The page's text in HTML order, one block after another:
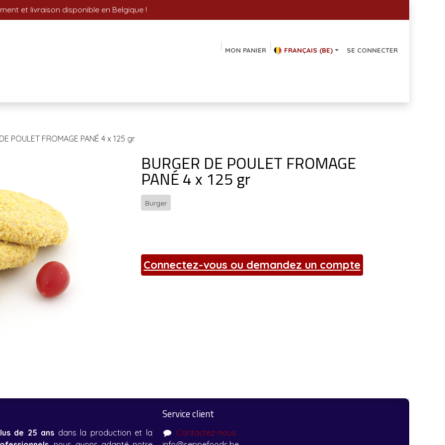
et livraison disponible en Belgique !
MON PANIER FRANÇAIS (BE) SE CONNECTER
POULET FROMAGE PANÉ 4 x 125 gr
BURGER DE POULET FROMAGE
PANÉ 4 x 125 gr
Burger
Connectez-vous ou demandez un compte
Service client
Contactez-nous
de 25 ans dans la production et la